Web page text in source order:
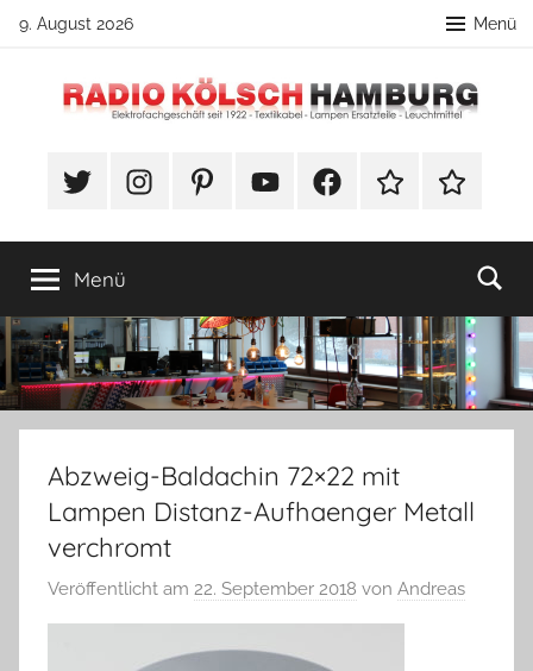
Zum
springen
9. August 2026 Menü
Radio
Hamburg
Lampenbau
#TwitterInstagramPinterestYouTubeFacebookTikTok Webshop
Menü
Abzweig-Baldachin 72×22 mit
Lampen Distanz-Aufhaenger Metall
verchromt
Veröffentlicht am 22. September 2018 von Andreas